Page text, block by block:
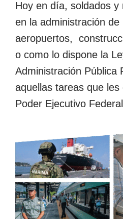
Hoy en día, soldados y
en la administración de
aeropuertos,
o como lo dispone la
Administración Pública
aquellas tareas que les
Poder Ejecutivo